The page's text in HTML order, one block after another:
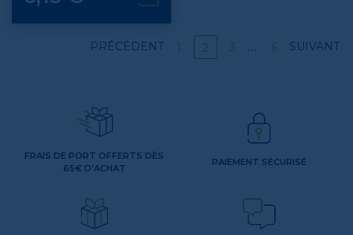
PRÉCÉDENT 1 2 3 … 6 SUIVANT
FRAIS DE PORT OFFERTS DÈS
65€ D'ACHAT
PAIEMENT SÉCURISÉ